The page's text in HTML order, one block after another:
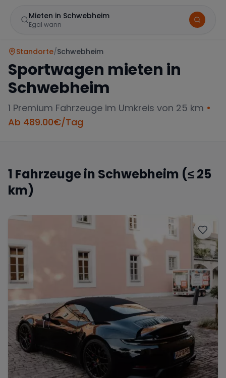
Mieten in Schwebheim
Egal wann
Ferrari
Jaguar
Chevrolet Dodge
Zeitraum wählen
Standorte/Schwebheim
Sportwagen mieten in
Schwebheim
1 Premium Fahrzeuge im Umkreis von 25 km •
Ab 489.00€/Tag
1 Fahrzeuge in Schwebheim (≤ 25
km)